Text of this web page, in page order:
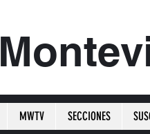
MWTV SECCIONES